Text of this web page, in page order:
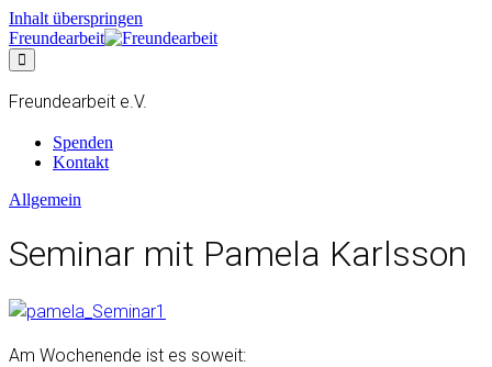
Inhalt überspringen
Freundearbeit
Freundearbeit e.V.
Spenden
Kontakt
Allgemein
Seminar mit Pamela Karlsson
Am Wochenende ist es soweit: